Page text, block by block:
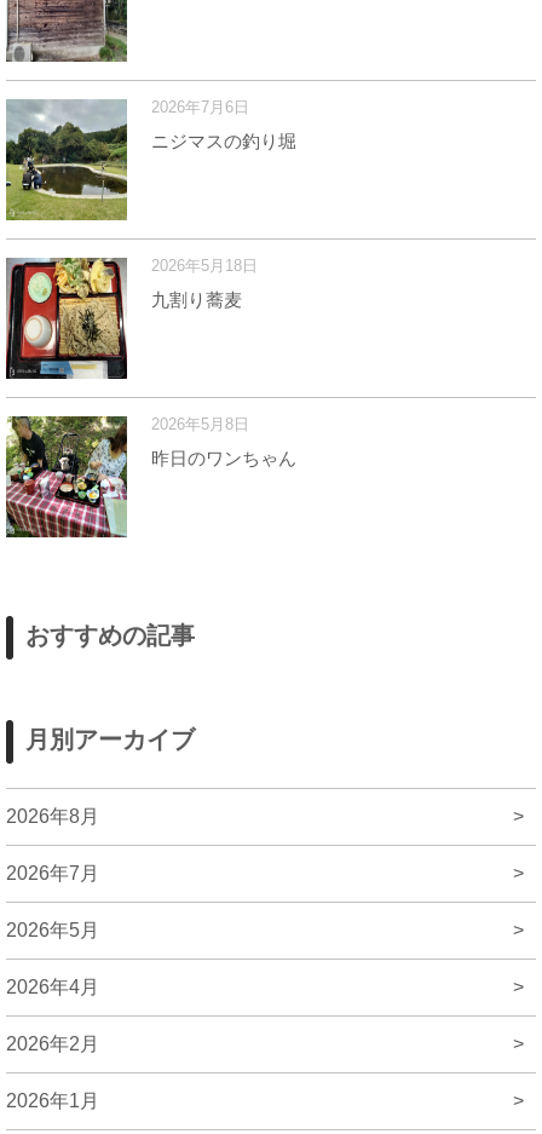
2026年7月6日
ニジマスの釣り堀
2026年5月18日
九割り蕎麦
2026年5月8日
昨日のワンちゃん
おすすめの記事
月別アーカイブ
2026年8月 >
2026年7月 >
2026年5月 >
2026年4月 >
2026年2月 >
2026年1月 >